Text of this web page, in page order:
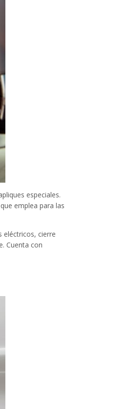
especiales.
emplea para las
eléctricos, cierre
Cuenta con